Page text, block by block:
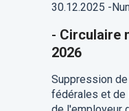
30.12.2025 -
- Circulaire
2026
Suppression
fédérales et de